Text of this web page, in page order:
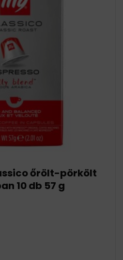
őrölt-pörkölt
10 db 57 g